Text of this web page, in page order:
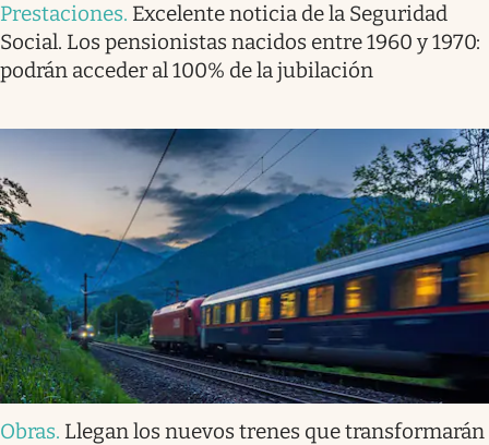
Prestaciones. Excelente noticia de la Seguridad
Social. Los pensionistas nacidos entre 1960 y 1970:
podrán acceder al 100% de la jubilación
Obras. Llegan los nuevos trenes que transformarán